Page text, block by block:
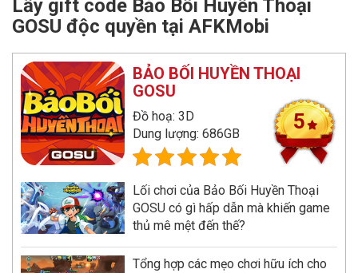
Lấy gift code Bảo Bối Huyền Thoại
GOSU độc quyền tại AFKMobi
BẢO BỐI HUYỀN THOẠI
GOSU
Đồ hoạ: 3D
Dung lượng: 686GB
5
Lối chơi của Bảo Bối Huyền Thoại
GOSU có gì hấp dẫn mà khiến game
thủ mê mệt đến thế?
Tổng hợp các mẹo chơi hữu ích cho